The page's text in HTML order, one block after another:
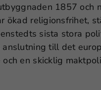
1857 och
ökad religionsfrihet,
sista stora
till det
en skicklig